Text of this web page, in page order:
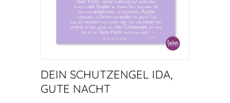
DEIN SCHUTZENGEL IDA,
GUTE NACHT